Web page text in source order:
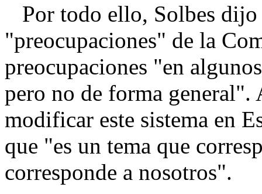
Por todo ello, Solbes dijo
"preocupaciones" de la
preocupaciones "en
pero no de forma general".
modificar este sistema en
que "es un tema que
corresponde a nosotros".